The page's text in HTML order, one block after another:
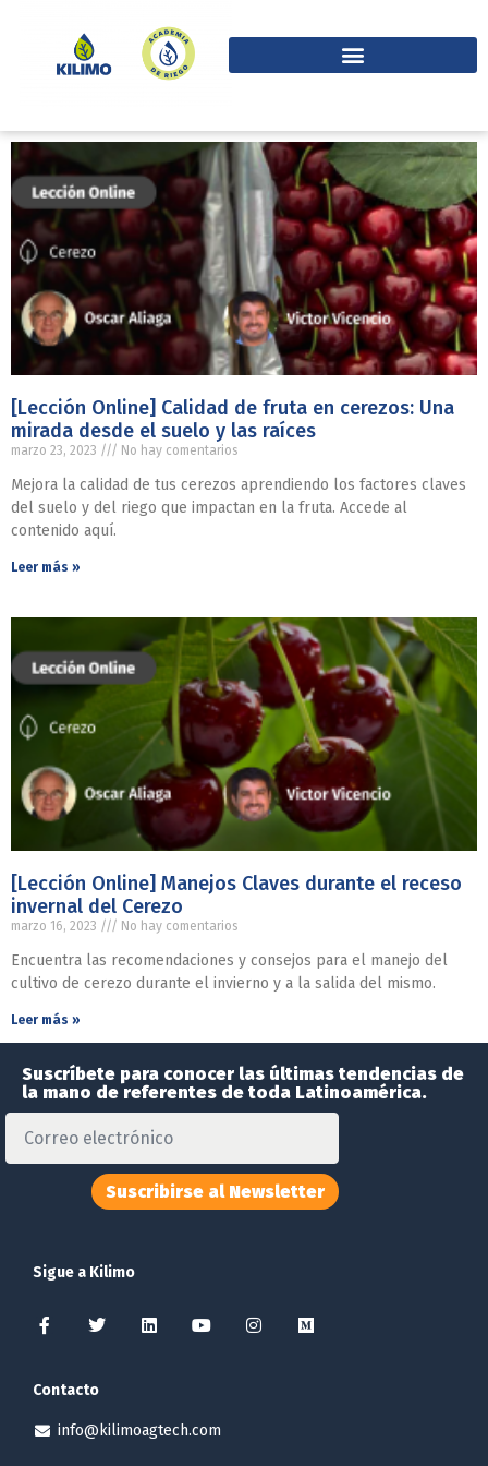
[Lección Online] Calidad de fruta en cerezos: Una
mirada desde el suelo y las raíces
marzo 23, 2023 No hay comentarios
Mejora la calidad de tus cerezos aprendiendo los factores claves
del suelo y del riego que impactan en la fruta. Accede al
contenido aquí.
Leer más »
[Lección Online] Manejos Claves durante el receso
invernal del Cerezo
marzo 16, 2023 No hay comentarios
Encuentra las recomendaciones y consejos para el manejo del
cultivo de cerezo durante el invierno y a la salida del mismo.
Leer más »
Suscríbete para conocer las últimas tendencias de
la mano de referentes de toda Latinoamérica.
Suscribirse al Newsletter
Sigue a Kilimo
Contacto
info@kilimoagtech.com